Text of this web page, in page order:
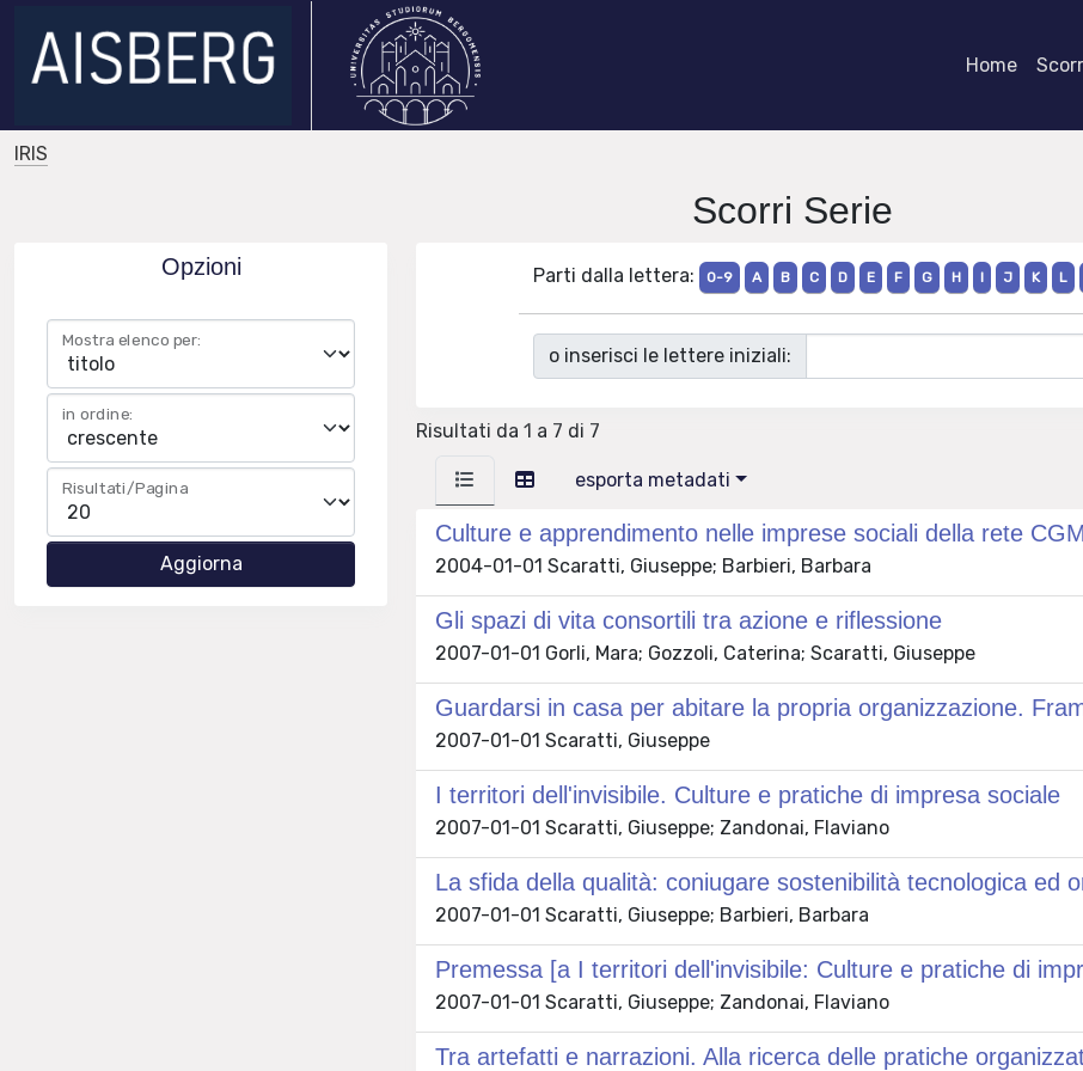
Home
IRIS
Scorri Serie
Opzioni
Mostra elenco per:
in ordine:
Risultati/Pagina
Parti dalla lettera: 0-9 A B C D E F G H I J K L
o inserisci le lettere iniziali:
Risultati da 1 a 7 di 7
esporta metadati
Culture e apprendimento nelle imprese sociali della rete CGM
2004-01-01 Scaratti, Giuseppe; Barbieri, Barbara
Gli spazi di vita consortili tra azione e riflessione
2007-01-01 Gorli, Mara; Gozzoli, Caterina; Scaratti, Giuseppe
Guardarsi in casa per abitare la propria organizzazione.
2007-01-01 Scaratti, Giuseppe
I territori dell'invisibile. Culture e pratiche di impresa sociale
2007-01-01 Scaratti, Giuseppe; Zandonai, Flaviano
La sfida della qualità: coniugare sostenibilità tecnologica ed
2007-01-01 Scaratti, Giuseppe; Barbieri, Barbara
Premessa [a I territori dell'invisibile: Culture e pratiche di
2007-01-01 Scaratti, Giuseppe; Zandonai, Flaviano
Tra artefatti e narrazioni. Alla ricerca delle pratiche